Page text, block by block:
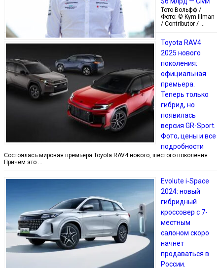
Тото Вольфф /
Фото: © Kym Illman
/ Contributor / …
Toyota RAV4
2025 нового
поколения:
официальная
премьера.
Теперь только
гибрид, но
появилась
версия GR-Sport.
Фото, цены и все
подробности
Состоялась мировая премьера Toyota RAV4 нового, шестого поколения.
Причем это …
Evolute i-Space
2024: новый
гибридный
кроссовер с 7-
местным
салоном скоро
начнет
продаваться в
России.